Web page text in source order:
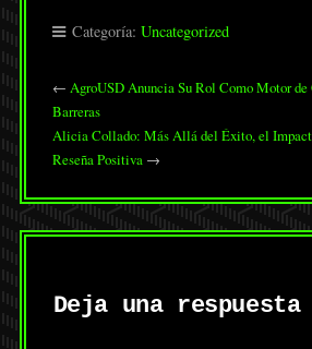
Categoría: Uncategorized
← AgroUSD Anuncia Su Rol Como Motor
Barreras
Alicia Collado: Más Allá del Éxito, el
Reseña Positiva→
Deja una respuesta